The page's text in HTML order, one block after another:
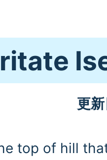
更
top of hill